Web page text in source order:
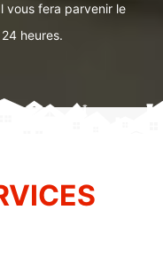
vous fera parvenir le
heures.